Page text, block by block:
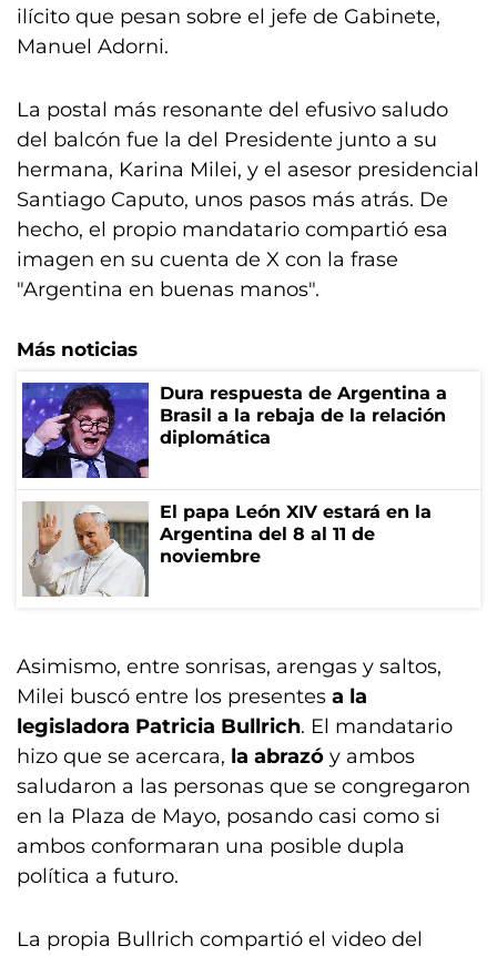
ilícito que pesan sobre el jefe de Gabinete,
Manuel Adorni.
La postal más resonante del efusivo saludo
del balcón fue la del Presidente junto a su
hermana, Karina Milei, y el asesor presidencial
Santiago Caputo, unos pasos más atrás. De
hecho, el propio mandatario compartió esa
imagen en su cuenta de X con la frase
"Argentina en buenas manos".
Más noticias
Dura respuesta de Argentina a
Brasil a la rebaja de la relación
diplomática
El papa León XIV estará en la
Argentina del 8 al 11 de
noviembre
Asimismo, entre sonrisas, arengas y saltos,
Milei buscó entre los presentes a la
legisladora Patricia Bullrich. El mandatario
hizo que se acercara, la abrazó y ambos
saludaron a las personas que se congregaron
en la Plaza de Mayo, posando casi como si
ambos conformaran una posible dupla
política a futuro.
La propia Bullrich compartió el video del